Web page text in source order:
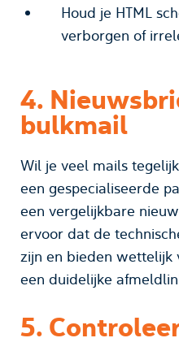
Houd je HTML
verborgen of
4.
bulkmail
Wil je veel mails
een gespecialiseerde
een vergelijkbare
ervoor dat de
zijn en bieden wettelijk
een duidelijke
5.